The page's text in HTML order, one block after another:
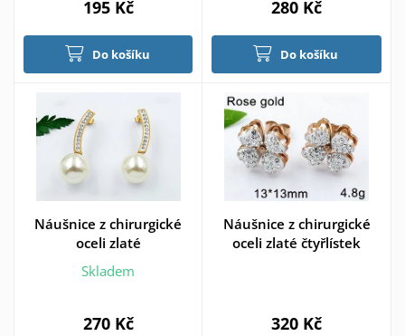
195 Kč
Do košíku
280 Kč
Do košíku
Náušnice z chirurgické
oceli zlaté
Skladem
270 Kč
Náušnice z chirurgické
oceli zlaté čtyřlístek
320 Kč